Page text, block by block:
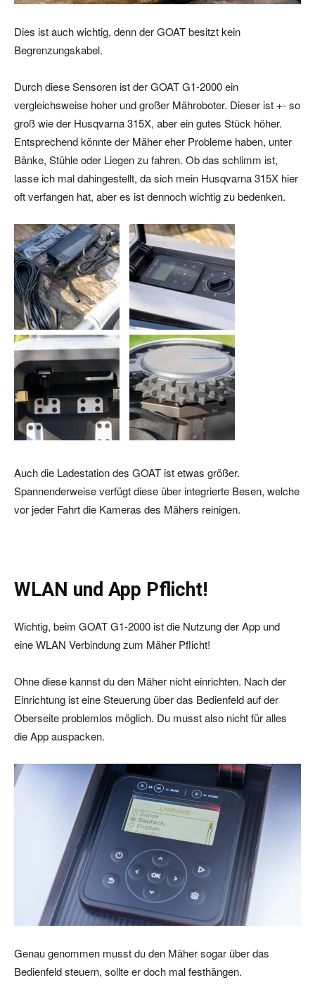
Dies ist auch wichtig, denn der GOAT besitzt kein
Begrenzungskabel.
Durch diese Sensoren ist der GOAT G1-2000 ein
vergleichsweise hoher und großer Mähroboter. Dieser ist +- so
groß wie der Husqvarna 315X, aber ein gutes Stück höher.
Entsprechend könnte der Mäher eher Probleme haben, unter
Bänke, Stühle oder Liegen zu fahren. Ob das schlimm ist,
lasse ich mal dahingestellt, da sich mein Husqvarna 315X hier
oft verfangen hat, aber es ist dennoch wichtig zu bedenken.
Auch die Ladestation des GOAT ist etwas größer.
Spannenderweise verfügt diese über integrierte Besen, welche
vor jeder Fahrt die Kameras des Mähers reinigen.
WLAN und App Pflicht!
Wichtig, beim GOAT G1-2000 ist die Nutzung der App und
eine WLAN Verbindung zum Mäher Pflicht!
Ohne diese kannst du den Mäher nicht einrichten. Nach der
Einrichtung ist eine Steuerung über das Bedienfeld auf der
Oberseite problemlos möglich. Du musst also nicht für alles
die App auspacken.
Genau genommen musst du den Mäher sogar über das
Bedienfeld steuern, sollte er doch mal festhängen.